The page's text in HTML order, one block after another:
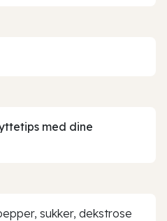
med dine
sukker, dekstrose